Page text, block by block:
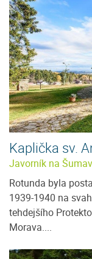
Kaplička sv.
Javorník na
Rotunda byla
1939-1940 na
tehdejšího
Morava....